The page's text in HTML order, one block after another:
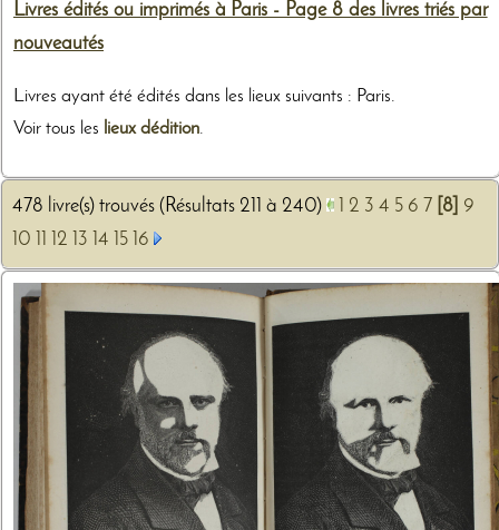
Livres édités ou imprimés à Paris - Page 8 des livres triés par
nouveautés
Livres ayant été édités dans les lieux suivants : Paris.
Voir tous les lieux dédition.
478 livre(s) trouvés (Résultats 211 à 240) 2 3 4 5 6 7 [8] 9
10
12 13 14 15 16